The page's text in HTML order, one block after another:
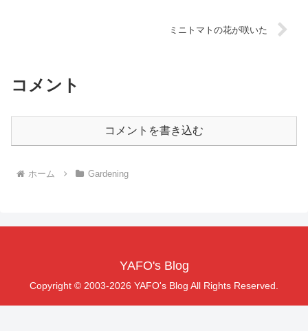
ミニトマトの花が咲いた
コメント
コメントを書き込む
ホーム Gardening
YAFO's Blog
Copyright © 2003-2026 YAFO's Blog All Rights Reserved.